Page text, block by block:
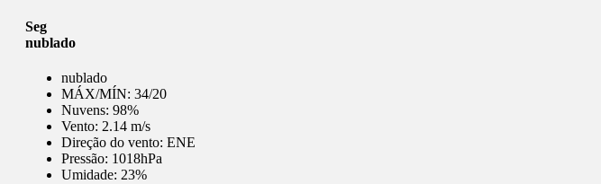
Seg
nublado
nublado
MÁX/MÍN: 34/20
Nuvens: 98%
Vento: 2.14 m/s
Direção do vento: ENE
Pressão: 1018hPa
Umidade: 23%